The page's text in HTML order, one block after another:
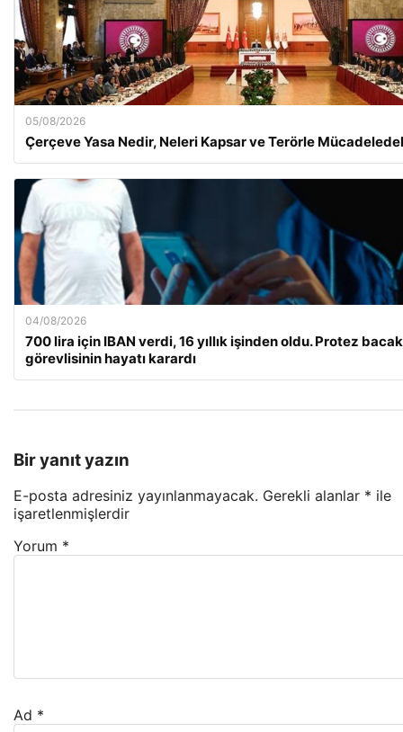
05/08/2026
Çerçeve Yasa Nedir, Neleri Kapsar ve Terörle
04/08/2026
700 lira için IBAN verdi, 16 yıllık işinden oldu. Protez
görevlisinin hayatı karardı
Bir yanıt yazın
E-posta adresiniz yayınlanmayacak. Gerekli alanlar * ile
işaretlenmişlerdir
Yorum *
Ad *